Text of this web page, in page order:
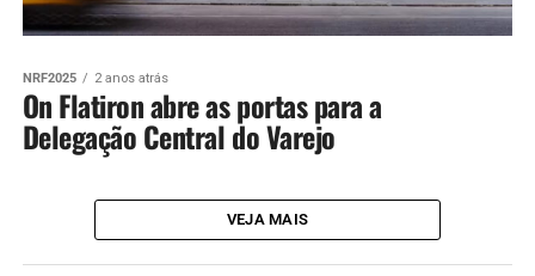
NRF2025 2 anos atrás
On Flatiron abre as portas para a
Delegação Central do Varejo
VEJA MAIS